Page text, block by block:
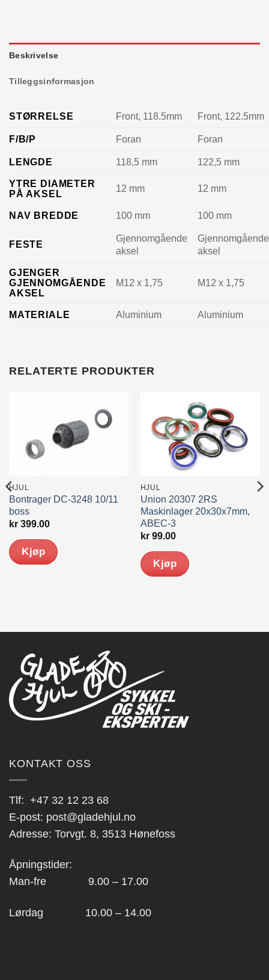
Beskrivelse
Tilleggsinformasjon
STØRRELSE Front, 118.5mm Front, 122.5mm
F/B/P Foran Foran
LENGDE 118,5 mm
122,5 mm
YTRE DIAMETER
PÅ AKSEL
12 mm 12 mm
NAV BREDDE 100 mm 100 mm
FESTE
Gjennomgående
aksel
Gjennomgående
aksel
GJENGER
GJENNOMGÅENDE
AKSEL
M12 x 1,75 M12 x 1,75
MATERIALE Aluminium Aluminium
RELATERTE PRODUKTER
HJUL
Bontrager DC-3248 10/11
boss
kr399.00
Kjøp
HJUL
Union 20307 2RS
Maskinlager 20x30x7mm,
ABEC-3
kr99.00
Kjøp
KONTAKT OSS
Tlf: +47 32 12 23 68
E-post: post@gladehjul.no
Adresse: Torvgt. 8, 3513 Hønefoss
Åpningstider:
Man-fre 9.00 – 17.00
Lørdag 10.00 – 14.00